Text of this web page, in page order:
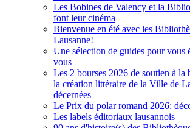
Les Bobines de Valency et la
font leur cinéma
Bienvenue en été avec les
Lausanne!
Une sélection de guides pour vous
vous
Les 2 bourses 2026 de soutien à la
la création littéraire de la Ville de
décernées
Le Prix du polar romand 2026:
Les labels éditoriaux lausannois